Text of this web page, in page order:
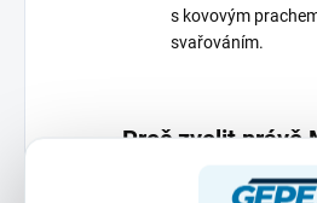
s kovovým
svařováním.
Proč zvolit právě